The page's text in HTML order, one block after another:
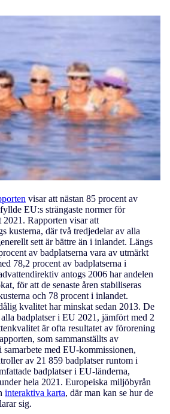
visar att nästan 85 procent av
EU:s strängaste normer för
Rapporten visar att
kusterna, där två tredjedelar av alla
sett är bättre än i inlandet. Längs
av badplatserna vara av utmärkt
78,2 procent av badplatserna i
antogs 2006 har andelen
för att de senaste åren stabiliseras
och 78 procent i inlandet.
kvalitet har minskat sedan 2013. De
badplatser i EU 2021, jämfört med 2
är ofta resultatet av förorening
som sammanställts av
med EU-kommissionen,
av 21 859 badplatser runtom i
badplatser i EU-länderna,
hela 2021. Europeiska miljöbyrån
interaktiva karta, där man kan se hur de
sig.